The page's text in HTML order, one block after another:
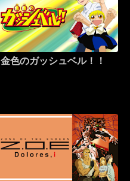
金色のガッシュベル！！